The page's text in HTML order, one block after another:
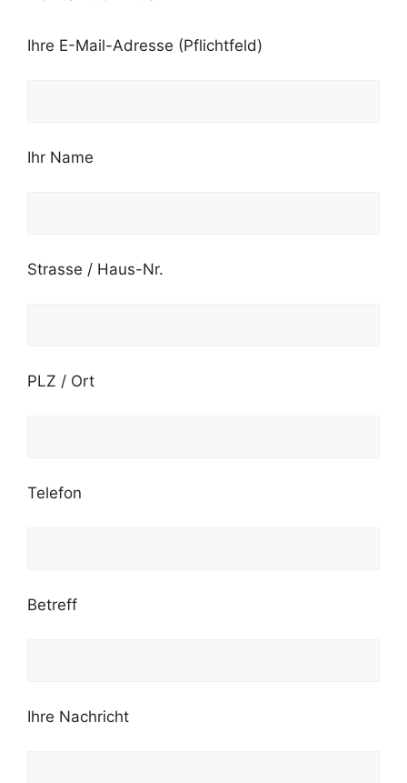
Ihre E-Mail-Adresse (Pflichtfeld)
Ihr Name
Strasse / Haus-Nr.
PLZ / Ort
Telefon
Betreff
Ihre Nachricht